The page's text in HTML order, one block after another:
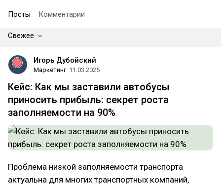
Посты Комментарии
Свежее
Игорь Дубойский
Маркетинг 11.03.2025
Кейс: Как мы заставили автобусы
приносить прибыль: секрет роста
заполняемости на 90%
Проблема низкой заполняемости транспорта
актуальна для многих транспортных компаний,